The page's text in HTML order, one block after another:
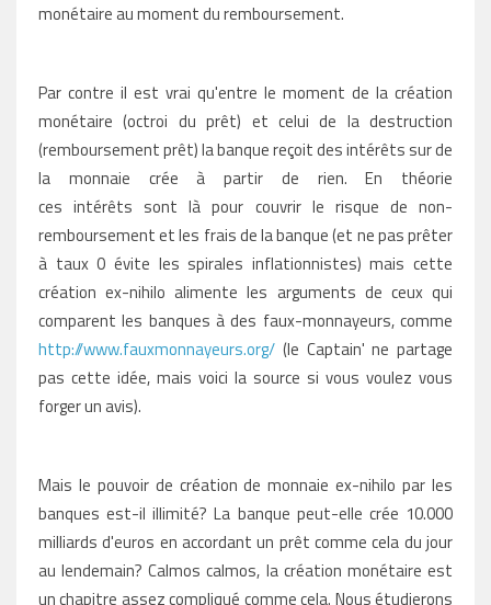
monétaire au moment du remboursement.
Par contre il est vrai qu'entre le moment de la création
monétaire (octroi du prêt) et celui de la destruction
(remboursement prêt) la banque reçoit des intérêts sur de
la monnaie crée à partir de rien. En théorie
ces intérêts sont là pour couvrir le risque de non-
remboursement et les frais de la banque (et ne pas prêter
à taux 0 évite les spirales inflationnistes) mais cette
création ex-nihilo alimente les arguments de ceux qui
comparent les banques à des faux-monnayeurs, comme
http://www.fauxmonnayeurs.org/ (le Captain' ne partage
pas cette idée, mais voici la source si vous voulez vous
forger un avis).
Mais le pouvoir de création de monnaie ex-nihilo par les
banques est-il illimité? La banque peut-elle crée 10.000
milliards d'euros en accordant un prêt comme cela du jour
au lendemain? Calmos calmos, la création monétaire est
un chapitre assez compliqué comme cela. Nous étudierons